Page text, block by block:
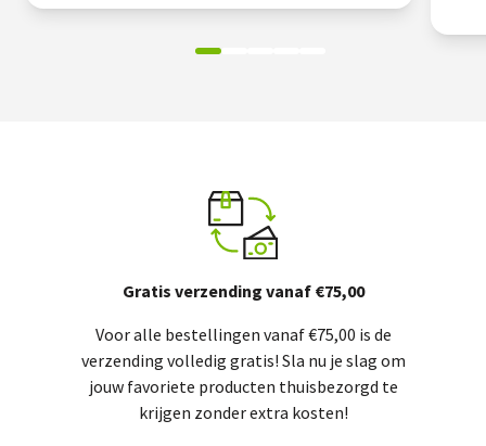
Gratis verzending vanaf €75,00
Voor alle bestellingen vanaf €75,00 is de
verzending volledig gratis! Sla nu je slag om
jouw favoriete producten thuisbezorgd te
krijgen zonder extra kosten!